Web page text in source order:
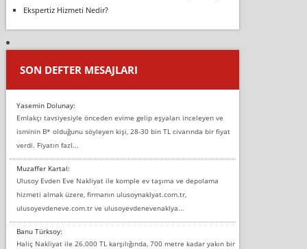
Ekspertiz Hizmeti Nedir?
SON DEFTER MESAJLARI
Yasemin Dolunay:
Emlakçı tavsiyesiyle önceden evime gelip eşyaları inceleyen ve
isminin B* olduğunu söyleyen kişi, 28-30 bin TL civarında bir fiyat
verdi. Fiyatın fazl...
Muzaffer Kartal:
Ulusoy Evden Eve Nakliyat ile komple ev taşıma ve depolama
hizmeti almak üzere, firmanın ulusoynaklyat.com.tr,
ulusoyevdeneve.com.tr ve ulusoyevdenevenaklya...
Banu Türksoy:
Haliç Nakliyat ile 26.000 TL karşılığında, 700 metre kadar yakın bir